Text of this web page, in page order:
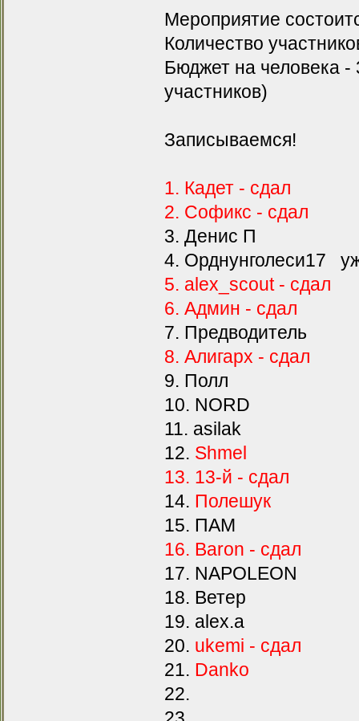
Мероприятие
Количество
Бюджет на человека -
участников)
Записываемся!
1. Кадет - сдал
2. Софикс - сдал
3. Денис П
4. Орднунголеси17
5. alex_scout - сдал
6. Админ - сдал
7. Предводитель
8. Алигарх - сдал
9. Полл
10. NORD
11. asilak
12. Shmel
13. 13-й - сдал
14. Полешук
15. ПАМ
16. Baron - сдал
17. NAPOLEON
18. Ветер
19. alex.a
20. ukemi - сдал
21. Danko
22.